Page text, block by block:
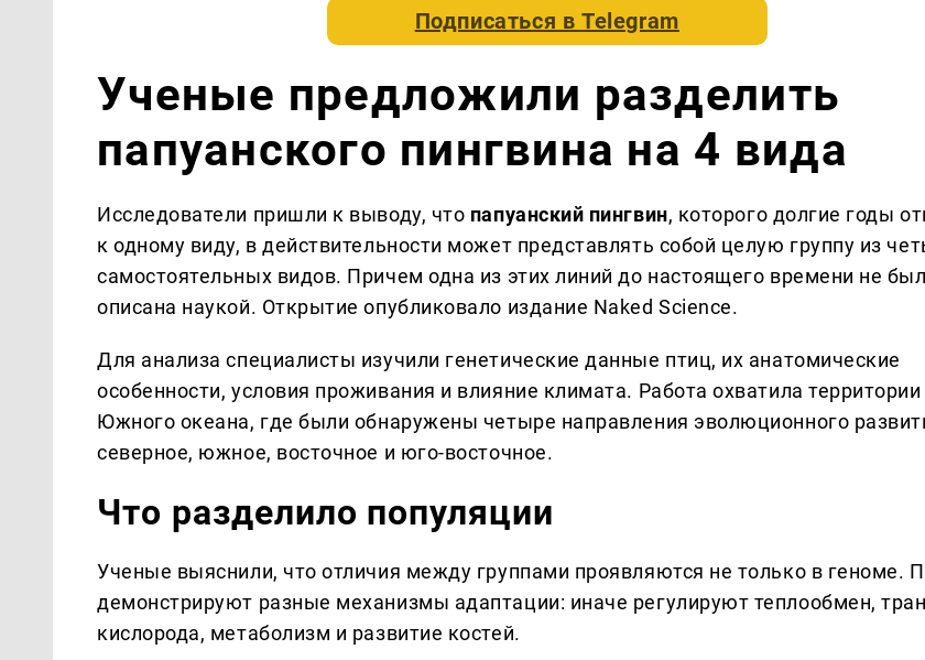
Подписаться вTelegram
Ученые предложили разделить
папуанского пингвина на 4 вида
Исследователи пришли к выводу, что папуанский пингвин, которого долгие годы
к одному виду, в действительности может представлять собой целую группу из
самостоятельных видов. Причем одна из этих линий до настоящего времени не
описана наукой. Открытие опубликовало издание Naked Science.
Для анализа специалисты изучили генетические данные птиц, их анатомические
особенности, условия проживания и влияние климата. Работа охватила территории
Южного океана, где были обнаружены четыре направления эволюционного
северное, южное, восточное и юго-восточное.
Что разделило популяции
Ученые выяснили, что отличия между группами проявляются не только в геноме.
демонстрируют разные механизмы адаптации: иначе регулируют теплообмен,
кислорода, метаболизм и развитие костей.